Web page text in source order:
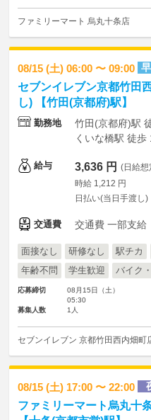
ファミリーマート 烏丸十条店
08/15 (土) 06:00 〜 09:00
セブンイレブン京都竹田
し) 【竹田(京都府)駅】
勤務地
竹田(京都府)駅
くいな橋駅 徒歩
給与 3,636 円 (日給想
時給 1,212 円
日払い(当日手渡し)
交通費 交通費 一部支給
面接なし 研修なし 駅チカ
年齢不問
学生歓迎 バイク
応募締切
08月15日（土）
05:30
募集人数
1人
セブンイレブン 京都竹田西内畑町
08/15 (土) 17:00 〜 22:00
ファミリーマート烏丸十